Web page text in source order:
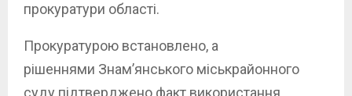
прокуратури області.
Прокуратурою встановлено, а
рішеннями Знам’янського міськрайонного
суду підтверджено факт використання